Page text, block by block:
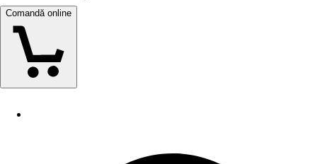
Comandă online